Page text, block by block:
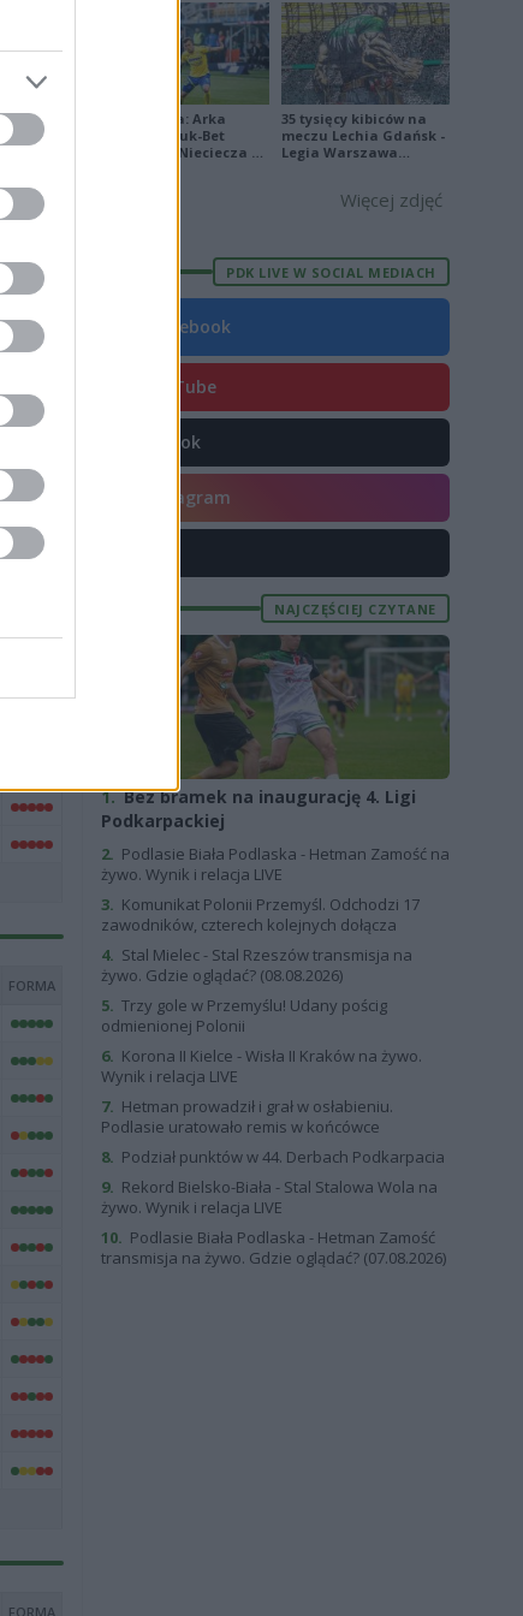
0
1
2
1
0
FORMA
FORMA
Ekstraklasa: Arka
Gdynia - Bruk-Bet
Termalica Nieciecza 2-
35 tysięcy kibiców na
meczu Lechia Gdańsk -
Legia Warszawa
Więcej zdjęć
PDK LIVE W SOCIAL MEDIACH
Facebook
YouTube
TikTok
Instagram
NAJCZĘŚCIEJ CZYTANE
1.Bez bramek na inaugurację 4. Ligi
Podkarpackiej
2. Podlasie Biała Podlaska - Hetman Zamość na
żywo. Wynik i relacja LIVE
3. Komunikat Polonii Przemyśl. Odchodzi 17
zawodników, czterech kolejnych dołącza
4. Stal Mielec - Stal Rzeszów transmisja na
żywo. Gdzie oglądać? (08.08.2026)
5. Trzy gole w Przemyślu! Udany pościg
odmienionej Polonii
6. Korona II Kielce - Wisła II Kraków na żywo.
Wynik i relacja LIVE
7. Hetman prowadził i grał w osłabieniu.
Podlasie uratowało remis w końcówce
8. Podział punktów w 44. Derbach Podkarpacia
9. Rekord Bielsko-Biała - Stal Stalowa Wola na
żywo. Wynik i relacja LIVE
10. Podlasie Biała Podlaska - Hetman Zamość
transmisja na żywo. Gdzie oglądać? (07.08.2026)